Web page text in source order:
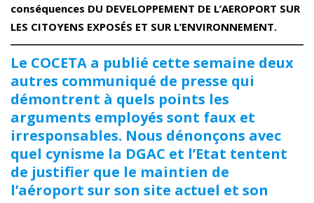
conséquences DU DEVELOPPEMENT DE L’AEROPORT SUR
LES CITOYENS EXPOSÉS ET SUR L’ENVIRONNEMENT.
Le COCETA a publié cette semaine deux
autres communiqué de presse qui
démontrent à quels points les
arguments employés sont faux et
irresponsables. Nous dénonçons avec
quel cynisme la DGAC et l’Etat tentent
de justifier que le maintien de
l’aéroport sur son site actuel et son